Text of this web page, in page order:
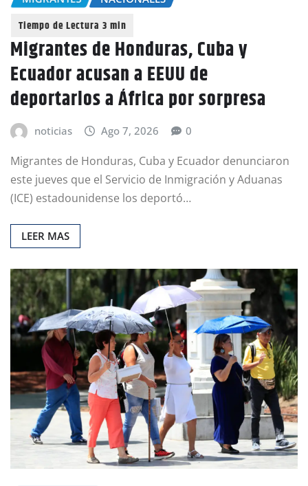
Migrantes de Honduras, Cuba y
Ecuador acusan a EEUU de
deportarlos a África por sorpresa
noticias Ago 7, 2026 0
Migrantes de Honduras, Cuba y Ecuador denunciaron
este jueves que el Servicio de Inmigración y Aduanas
(ICE) estadounidense los deportó…
LEER MAS